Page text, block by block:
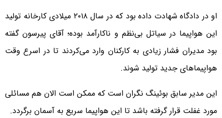
او در دادگاه شهادت داده بود که در سال ۲۰۱۸ میلادی کارخانه تولید
این هواپیما در سیاتل بی‌نظم و ناکارآمد بوده؛ آقای پیرسون گفته
بود مدیران فشار زیادی به کارکنان وارد می‌کردند تا در اسرع وقت
هواپیماهای جدید تولید شوند.
این مدیر سابق بوئینگ نگران است که ممکن است الان هم مسائلی
مورد غفلت قرار گرفته باشد تا این هواپیما سریع به آسمان برگردد.